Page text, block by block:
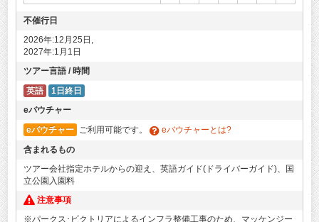
不催行日
2026年:12月25日,
2027年:1月1日
ツアー言語 / 時間
英語
1日終日
eバウチャー
eバウチャー ご利用可能です。
eバウチャーとは?
含まれるもの
ツアー会社指定ホテルからの迎え、英語ガイド(ドライバーガイド)、国
立公園入園料
注意事項
※パークス･ビクトリアによるインフラ整備工事のため、マッケンジー